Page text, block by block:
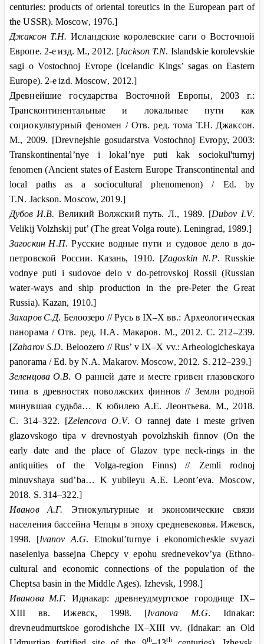
centuries: products of oriental toreutics in the European part of
the USSR). Moscow, 1976.]
Джаксон Т.Н.Исландские королевские саги о Восточной
Европе. 2-еизд. М., 2012. [Jackson T.N. Islandskie korolevskie
sagi o Vostochnoj Evrope (Icelandic Kings’ sagas on Eastern
Europe). 2-eizd. Moscow, 2012.]
Древнейшие государства Восточной Европы, 2003
г.:
Трансконтинентальные и локальные пути как
социокультурный феномен / Отв. ред. тома Т.Н. Джаксон.
М., 2009. [Drevnejshie gosudarstva Vostochnoj Evropy, 2003:
Transkontinental’nye i lokal’nye puti kak sociokul'turnyj
fenomen (Ancient states of Eastern Europe Transcontinental and
local paths as a sociocultural phenomenon) / Ed. by
T.N. Jackson. Moscow, 2019.]
Дубов И.В. Великий Волжский путь. Л., 1989. [Dubov I.V.
Velikij Volzhskij put’ (The great Volga route). Leningrad, 1989.]
Загоскин Н.П. Русские водные пути и судовое дело в до-
петровской России. Казань, 1910. [Zagoskin N.P. Russkie
vodnye puti i sudovoe delo v do-petrovskoj Rossii (Russian
water-ways and ship production in the pre-Peter the Great
Russia). Kazan, 1910.]
Захаров С.Д. Белоозеро // Русь в IX–X вв.: Археологическая
панорама / Отв. ред. Н.А . Макаров. М., 2012. С. 212–239.
[Zaharov S.D. Beloozero // Rus’ v IX–X vv.: Arheologicheskaya
panorama / Ed. by N.A. Makarov. Moscow, 2012. S. 212–239.]
Зеленцова О.В. О ранней дате и месте гривен глазовского
типа в древностях поволжских финнов // Земли родной
минувшая судьба… К юбилею А.Е. Леонтьева. М., 2018.
С. 314–322. [Zelencova O.V. O rannej date i meste griven
glazovskogo tipa v drevnostyah povolzhskih finnov (On the
early date and the place of Glazov type neck-rings in the
antiquities of the Volga-region Finns) // Zemli rodnoj
minuvshaya sud’ba… K yubileyu A .E. Leont’eva.Moscow,
2018. S. 314–322.]
Иванов
А.Г. Этнокультурные и экономические связи
населения бассейна Чепцы в эпоху средневековья. Ижевск,
1998. [Ivanov A.G. Etnokul’turnye i ekonomicheskie svyazi
naseleniya bassejna Chepcy v epohu srednevekov’ya (Ethno-
cultural and economic connections of the population of the
Cheptsa basin in the Middle Ages). Izhevsk, 1998.]
Иванова М.Г. Иднакар: древнеудмуртское городище IX–
XIII вв. Ижевск, 1998. [Ivanova M.G.Idnakar:
drevneudmurtskoe gorodishche IX–XIII vv. (Idnakar: an Old
th th